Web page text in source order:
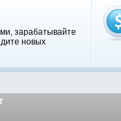
зарабатывайте
новых